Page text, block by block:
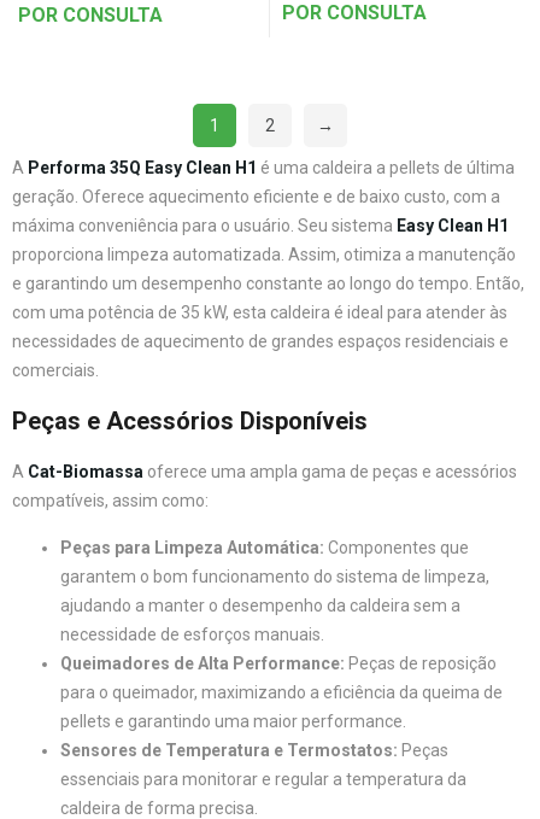
POR CONSULTA
POR CONSULTA
1 2 →
A Performa 35Q Easy Clean H1 é uma caldeira a pellets de última
geração. Oferece aquecimento eficiente e de baixo custo, com a
máxima conveniência para o usuário. Seu sistema Easy Clean H1
proporciona limpeza automatizada. Assim, otimiza a manutenção
e garantindo um desempenho constante ao longo do tempo. Então,
com uma potência de 35 kW, esta caldeira é ideal para atender às
necessidades de aquecimento de grandes espaços residenciais e
comerciais.
Peças e Acessórios Disponíveis
A Cat-Biomassa oferece uma ampla gama de peças e acessórios
compatíveis, assim como:
Peças para Limpeza Automática: Componentes que
garantem o bom funcionamento do sistema de limpeza,
ajudando a manter o desempenho da caldeira sem a
necessidade de esforços manuais.
Queimadores de Alta Performance: Peças de reposição
para o queimador, maximizando a eficiência da queima de
pellets e garantindo uma maior performance.
Sensores de Temperatura e Termostatos: Peças
essenciais para monitorar e regular a temperatura da
caldeira de forma precisa.